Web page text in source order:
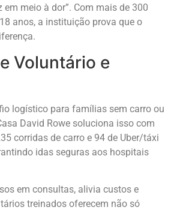
em meio à dor”. Com mais de 300
anos, a instituição prova que o
Voluntário e
logístico para famílias sem carro ou
David Rowe soluciona isso com
corridas de carro e 94 de Uber/táxi
idas seguras aos hospitais
em consultas, alivia custos e
treinados oferecem não só